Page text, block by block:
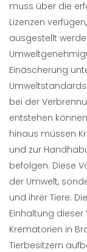
muss über die
Lizenzen
ausgestellt
Einäscherung
bei der
entstehen
hinaus müssen
und zur
befolgen. Diese
der Umwelt,
und ihrer Tiere.
Einhaltung
Krematorien in
Tierbesitzern